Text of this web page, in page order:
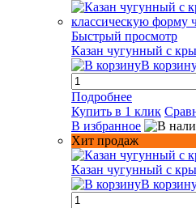
Быстрый просмотр
Казан чугунный с
В
Подробнее
Купить в 1 клик
В избранное
Хит продаж
Казан чугунный с
В